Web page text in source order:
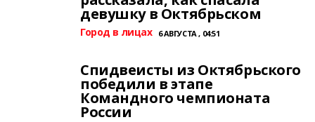
девушку в Октябрьском
Город в лицах 6 АВГУСТА , 04:51
Спидвеисты из Октябрьского
победили в этапе
Командного чемпионата
России